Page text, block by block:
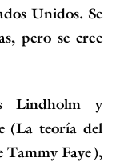
Unidos. Se
pero se cree
Lindholm y
(La teoría del
Tammy Faye),